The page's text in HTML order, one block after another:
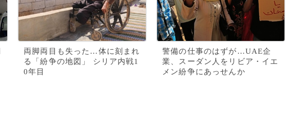
両脚両目も失った…体に刻まれ
る「紛争の地図」 シリア内戦1
0年目
警備の仕事のはずが…UAE企
業、スーダン人をリビア・イエ
メン紛争にあっせんか